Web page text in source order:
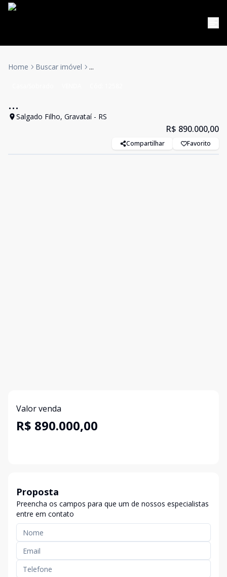
Home Buscar imóvel ...
...
Salgado Filho, Gravataí - RS
R$ 890.000,00
Compartilhar Favorito
Valor venda
R$ 890.000,00
Proposta
Preencha os campos para que um de nossos especialistas
entre em contato